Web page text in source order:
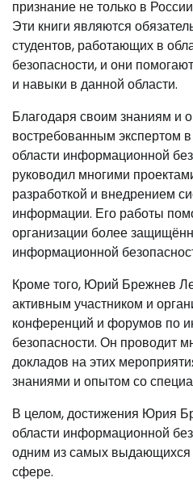
признание не только в
Эти книги являются
студентов, работающих в
безопасности, и они
и навыки в данной области.
Благодаря своим знаниям и
востребованным экспертом
области информационной
руководил многими
разработкой и внедрением
информации. Его работы
организации более
информационной
Кроме того, Юрий Брежнев
активным участником и
конференций и форумов по
безопасности. Он проводит
докладов на этих
знаниями и опытом со
В целом, достижения Юрия
области информационной
одним из самых выдающихся
сфере.